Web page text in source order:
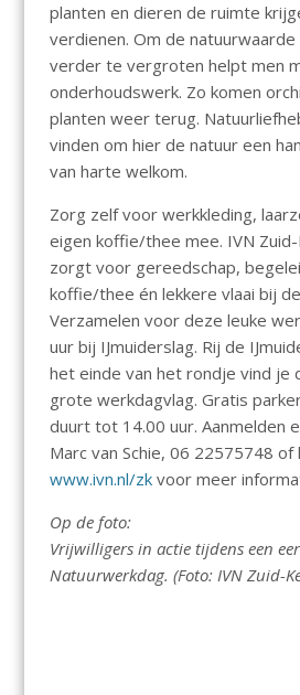
planten en dieren de ruimte
verdienen. Om de natuurwaarde
verder te vergroten helpt men
onderhoudswerk. Zo komen
planten weer terug.
vinden om hier de natuur een
van harte welkom.
Zorg zelf voor werkkleding,
eigen koffie/thee mee. IVN
zorgt voor gereedschap,
koffie/thee én lekkere vlaai bij
Verzamelen voor deze leuke
uur bij IJmuiderslag. Rij de
het einde van het rondje vind je
grote werkdagvlag. Gratis
duurt tot 14.00 uur. Aanmelden
Marc van Schie, 06 22575748 of
www.ivn.nl/zkvoor meer
Op de foto:
Vrijwilligers in actie tijdens een
Natuurwerkdag. (Foto: IVN Zuid-